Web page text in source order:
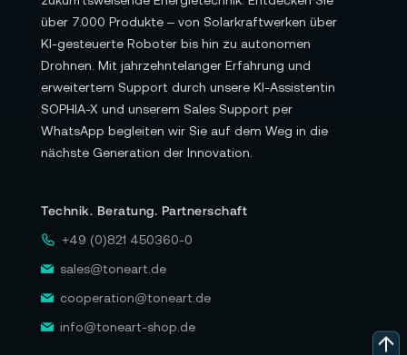
über 7.000 Produkte – von Solarkraftwerken über
KI-gesteuerte Roboter bis hin zu autonomen
Drohnen. Mit jahrzehntelanger Erfahrung und
erweitertem Support durch unsere KI-Assistentin
SOPHIA-X und unserem Sales Support per
WhatsApp begleiten wir Sie auf dem Weg in die
nächste Generation der Innovation.
Technik. Beratung. Partnerschaft
+49 (0)821 450360-0
sales@toneart.de
cooperation@toneart.de
info@toneart-shop.de